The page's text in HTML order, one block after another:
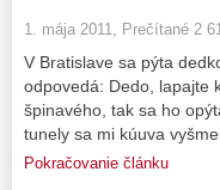
1. mája 2011, Prečítané 2
V Bratislave sa pýta
odpovedá: Dedo, lapajte
špinavého, tak sa ho
tunely sa mi kúuva
Pokračovanie článku